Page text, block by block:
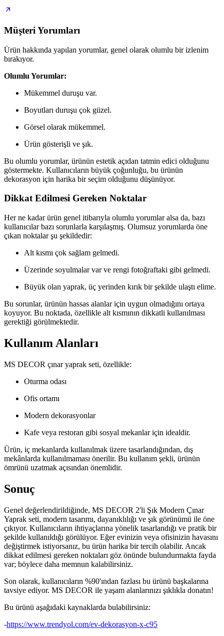
Müşteri Yorumları
Ürün hakkında yapılan yorumlar, genel olarak olumlu bir izlenim
bırakıyor.
Olumlu Yorumlar:
Mükemmel duruşu var.
Boyutları duruşu çok güzel.
Görsel olarak mükemmel.
Ürün gösterişli ve şık.
Bu olumlu yorumlar, ürünün estetik açıdan tatmin edici olduğunu
göstermekte. Kullanıcıların büyük çoğunluğu, bu ürünün
dekorasyon için harika bir seçim olduğunu düşünüyor.
Dikkat Edilmesi Gereken Noktalar
Her ne kadar ürün genel itibarıyla olumlu yorumlar alsa da, bazı
kullanıcılar bazı sorunlarla karşılaşmış. Olumsuz yorumlarda öne
çıkan noktalar şu şekildedir:
Alt kısmı çok sağlam gelmedi.
Üzerinde soyulmalar var ve rengi fotoğraftaki gibi gelmedi.
Büyük olan yaprak, üç yerinden kırık bir şekilde ulaştı elime.
Bu sorunlar, ürünün hassas alanlar için uygun olmadığını ortaya
koyuyor. Bu noktada, özellikle alt kısmının dikkatli kullanılması
gerektiği görülmektedir.
Kullanım Alanları
MS DECOR çınar yaprak seti, özellikle:
Oturma odası
Ofis ortamı
Modern dekorasyonlar
Kafe veya restoran gibi sosyal mekanlar için idealdir.
Ürün, iç mekanlarda kullanılmak üzere tasarlandığından, dış
mekânlarda kullanılmaması önerilir. Bu kullanım şekli, ürünün
ömrünü uzatmak açısından önemlidir.
Sonuç
Genel değerlendirildiğinde, MS DECOR 2'li Şık Modern Çınar
Yaprak seti, modern tasarımı, dayanıklılığı ve şık görünümü ile öne
çıkıyor. Kullanıcıların ihtiyaçlarına yönelik tasarlandığı ve pratik bir
şekilde kullanıldığı görülüyor. Eğer evinizin veya ofisinizin havasını
değiştirmek istiyorsanız, bu ürün harika bir tercih olabilir. Ancak
dikkat edilmesi gereken noktaları göz önünde bulundurmakta fayda
var; böylece daha memnun kalabilirsiniz.
Son olarak, kullanıcıların %90'ından fazlası bu ürünü başkalarına
tavsiye ediyor. MS DECOR ile yaşam alanlarınızı şıklıkla donatın!
Bu ürünü aşağıdaki kaynaklarda bulabilirsiniz:
-https://www.trendyol.com/ev-dekorasyon-x-c95